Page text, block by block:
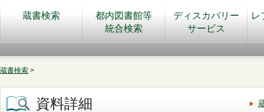
蔵書検索
都内図書館等
統合検索
ディスカバリー
サービス
レ
蔵書検索 >
資料詳細